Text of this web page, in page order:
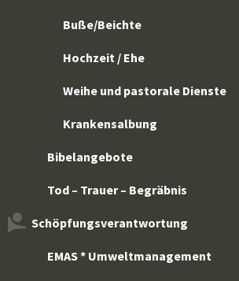
Buße/Beichte
Hochzeit / Ehe
Weihe und pastorale Dienste
Krankensalbung
Bibelangebote
Tod – Trauer – Begräbnis
Schöpfungsverantwortung
EMAS * Umweltmanagement